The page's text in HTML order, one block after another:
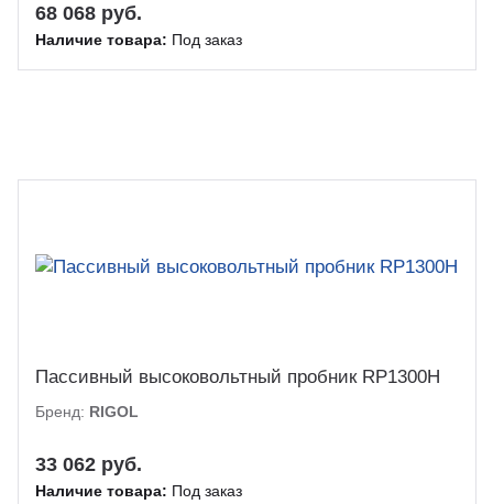
68 068 руб.
Наличие товара: Под заказ
Пассивный высоковольтный пробник RP1300H
Бренд: RIGOL
33 062 руб.
Наличие товара: Под заказ